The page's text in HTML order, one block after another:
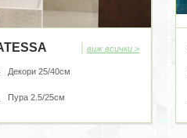
виж всички >
Декори 25/40см
Пура 2.5/25см